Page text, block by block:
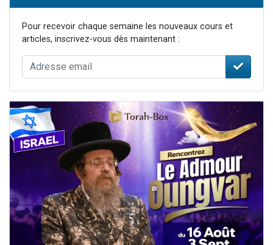
Pour recevoir chaque semaine les nouveaux cours et
articles, inscrivez-vous dès maintenant :